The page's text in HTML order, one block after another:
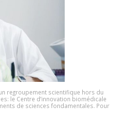
regroupement scientifique hors du
le Centre d’innovation biomédicale
de sciences fondamentales. Pour